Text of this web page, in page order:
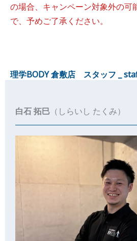
の場合、キャンペーン対象外の可
で、予めご了承ください。
理学BODY 倉敷店 スタッフ _
白石 拓巳 （しらいし たくみ）